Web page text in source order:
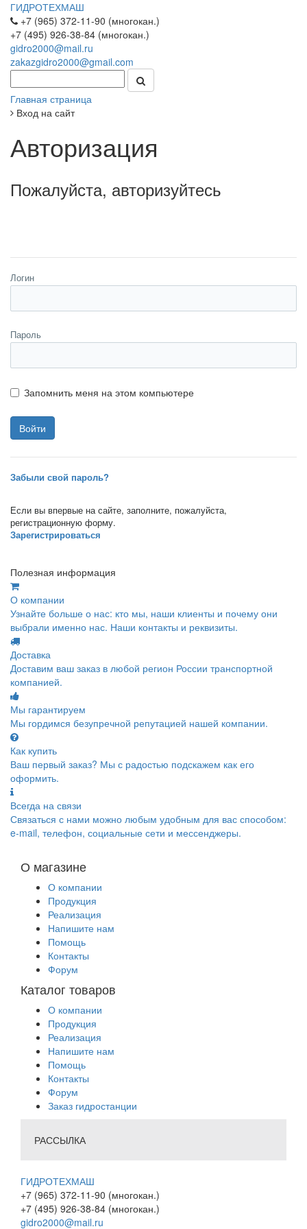
ГИДРОТЕХМАШ
+7 (965) 372-11-90 (многокан.)
+7 (495) 926-38-84 (многокан.)
gidro2000@mail.ru
zakazgidro2000@gmail.com
Главная страница
Вход на сайт
Авторизация
Пожалуйста, авторизуйтесь
Логин
Пароль
Запомнить меня на этом компьютере
Забыли свой пароль?
Если вы впервые на сайте, заполните, пожалуйста,
регистрационную форму.
Зарегистрироваться
Полезная информация
О компании
Узнайте больше о нас: кто мы, наши клиенты и почему они
выбрали именно нас. Наши контакты и реквизиты.
Доставка
Доставим ваш заказ в любой регион России транспортной
компанией.
Мы гарантируем
Мы гордимся безупречной репутацией нашей компании.
Как купить
Ваш первый заказ? Мы с радостью подскажем как его
оформить.
Всегда на связи
Связаться с нами можно любым удобным для вас способом:
e-mail, телефон, социальные сети и мессенджеры.
О магазине
О компании
Продукция
Реализация
Напишите нам
Помощь
Контакты
Форум
Каталог товаров
О компании
Продукция
Реализация
Напишите нам
Помощь
Контакты
Форум
Заказ гидростанции
РАССЫЛКА
ГИДРОТЕХМАШ
+7 (965) 372-11-90 (многокан.)
+7 (495) 926-38-84 (многокан.)
gidro2000@mail.ru